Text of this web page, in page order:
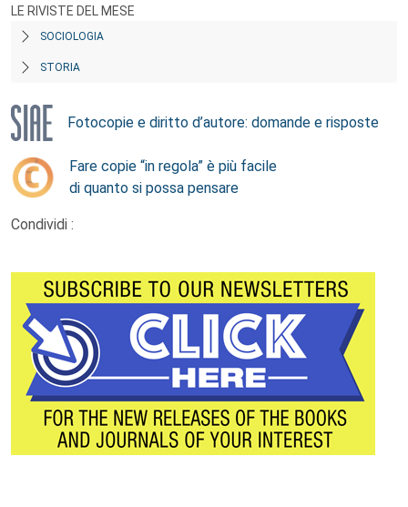
LE RIVISTE DEL MESE
SOCIOLOGIA
STORIA
Fotocopie e diritto d’autore: domande e risposte
Fare copie “in regola” è più facile
di quanto si possa pensare
Condividi :